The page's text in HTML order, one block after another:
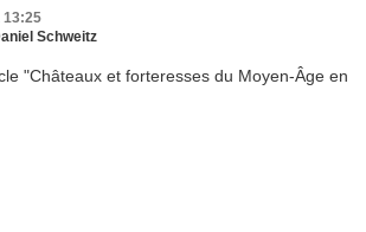
13:25
Schweitz